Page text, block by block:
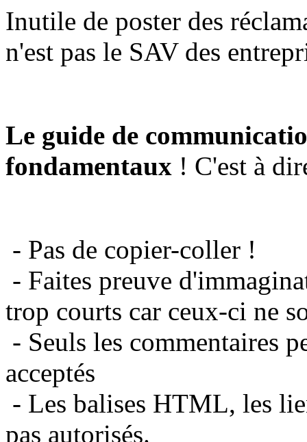
Inutile de poster des
n'est pas le SAV des
Le guide de
fondamentaux ! C'est à
- Pas de copier-coller !
- Faites preuve
trop courts car ceux-ci ne
- Seuls les commentaires
acceptés
- Les balises HTML, les
pas autorisés.